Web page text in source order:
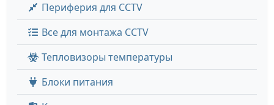
Периферия для CCTV
Все для монтажа CCTV
Тепловизоры температуры
Блоки питания